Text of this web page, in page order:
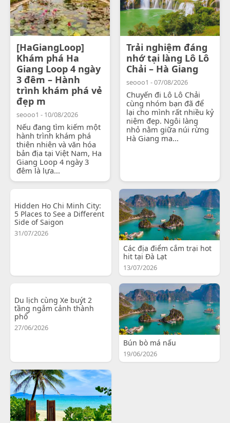
[HaGiangLoop]
Khám phá Ha
Giang Loop 4 ngày
3 đêm – Hành
trình khám phá vẻ
đẹp m
seooo1 - 10/08/2026
Nếu đang tìm kiếm một
hành trình khám phá
thiên nhiên và văn hóa
bản địa tại Việt Nam, Ha
Giang Loop 4 ngày 3
đêm là lựa...
Trải nghiệm đáng
nhớ tại làng Lô Lô
Chải – Hà Giang
seooo1 - 07/08/2026
Chuyến đi Lô Lô Chải
cùng nhóm bạn đã để
lại cho mình rất nhiều kỷ
niệm đẹp. Ngôi làng
nhỏ nằm giữa núi rừng
Hà Giang ma...
Hidden Ho Chi Minh City:
5 Places to See a Different
Side of Saigon
31/07/2026
Các địa điểm cắm trại hot
hit tại Đà Lạt
13/07/2026
Du lịch cùng Xe buýt 2
tầng ngắm cảnh thành
phố
27/06/2026
Bún bò má nấu
19/06/2026